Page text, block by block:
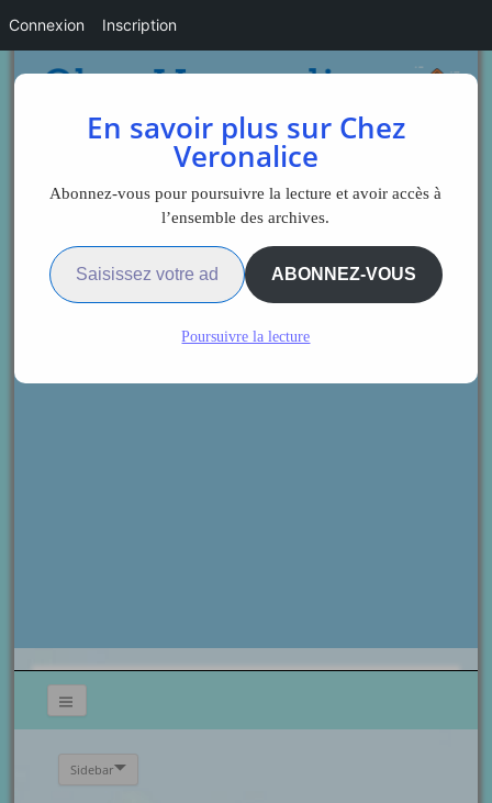
Sidebar
En savoir plus sur Chez
Veronalice
Abonnez-vous pour poursuivre la lecture et avoir accès à
l’ensemble des archives.
Saisissez votre adresse e-mail…
ABONNEZ-VOUS
Poursuivre la lecture
Connexion Inscription